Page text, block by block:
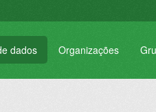
dados Organizações